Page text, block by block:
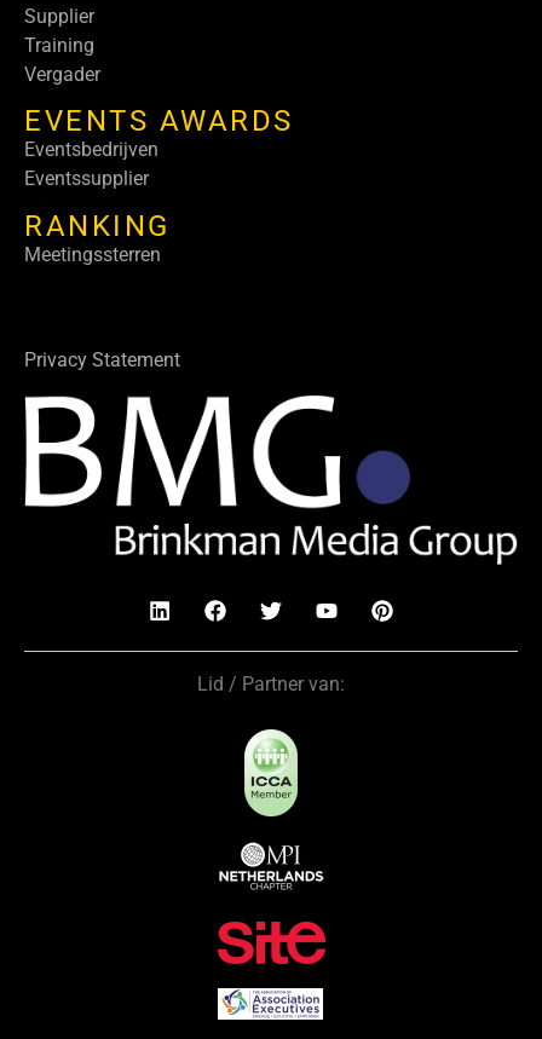
Supplier
Training
Vergader
EVENTS AWARDS
Eventsbedrijven
Eventssupplier
RANKING
Meetingssterren
Privacy Statement
Lid / Partner van: